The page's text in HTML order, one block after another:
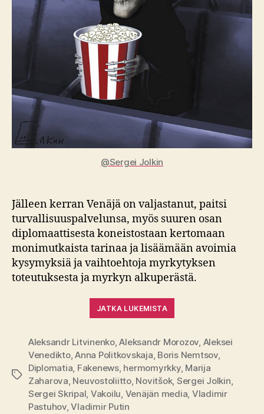
@Sergei Jolkin
Jälleen kerran Venäjä on valjastanut, paitsi
turvallisuuspalvelunsa, myös suuren osan
diplomaattisesta koneistostaan kertomaan
monimutkaista tarinaa ja lisäämään avoimia
kysymyksiä ja vaihtoehtoja myrkytyksen
toteutuksesta ja myrkyn alkuperästä.
JATKA LUKEMISTA
Avainsanat
Aleksandr Litvinenko,Aleksandr Morozov, Aleksei
Venedikto,Anna Politkovskaja, Boris Nemtsov,
Diplomatia, Fakenews, hermomyrkky, Marija
Zaharova, Neuvostoliitto, Novitšok, Sergei Jolkin,
Sergei Skripal, Vakoilu, Venäjän media, Vladimir
Pastuhov,Vladimir Putin